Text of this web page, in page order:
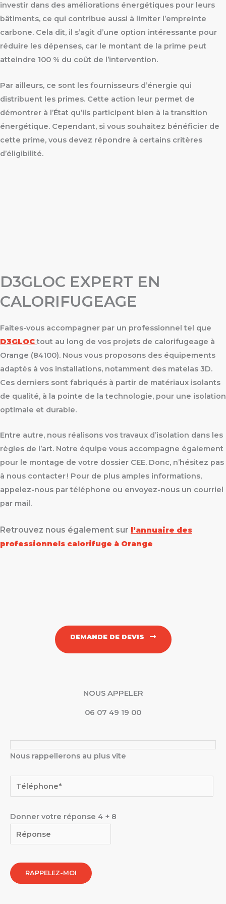
investir dans des améliorations énergétiques pour leurs
bâtiments, ce qui contribue aussi à limiter l’empreinte
carbone. Cela dit, il s’agit d’une option intéressante pour
réduire les dépenses, car le montant de la prime peut
atteindre 100 % du coût de l’intervention.
Par ailleurs, ce sont les fournisseurs d’énergie qui
distribuent les primes. Cette action leur permet de
démontrer à l’État qu’ils participent bien à la transition
énergétique. Cependant, si vous souhaitez bénéficier de
cette prime, vous devez répondre à certains critères
d’éligibilité.
D3GLOC EXPERT EN
CALORIFUGEAGE
Faites-vous accompagner par un professionnel tel que
D3GLOC tout au long de vos projets de calorifugeage à
Orange (84100). Nous vous proposons des équipements
adaptés à vos installations, notamment des matelas 3D.
Ces derniers sont fabriqués à partir de matériaux isolants
de qualité, à la pointe de la technologie, pour une isolation
optimale et durable.
Entre autre, nous réalisons vos travaux d’isolation dans les
règles de l’art. Notre équipe vous accompagne également
pour le montage de votre dossier CEE. Donc, n’hésitez pas
à nous contacter ! Pour de plus amples informations,
appelez-nous par téléphone ou envoyez-nous un courriel
par mail.
Retrouvez nous également sur l’annuaire des
professionnels calorifuge à Orange
DEMANDE DE DEVIS
NOUS APPELER
06 07 49 19 00
Nous rappellerons au plus vite
Donner votre réponse 4 + 8